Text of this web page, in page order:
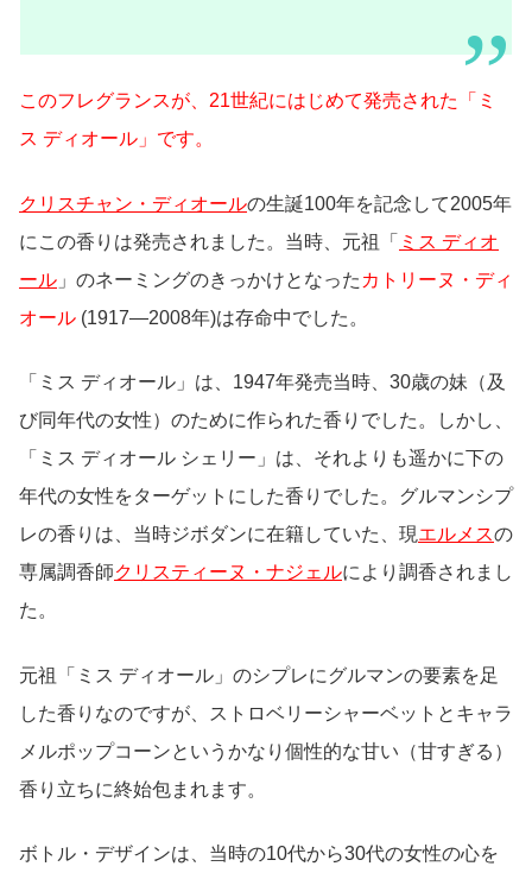
このフレグランスが、21世紀にはじめて発売された「ミ
ス ディオール」です。
クリスチャン・ディオールの生誕100年を記念して2005年
にこの香りは発売されました。当時、元祖「 ミス ディオ
ール 」のネーミングのきっかけとなった カトリーヌ・ディ
オール (1917—2008年)は存命中でした。
「ミス ディオール」は、1947年発売当時、30歳の妹（及
び同年代の女性）のために作られた香りでした。しかし、
「ミス ディオール シェリー」は、それよりも遥かに下の
年代の女性をターゲットにした香りでした。グルマンシプ
レの香りは、当時ジボダンに在籍していた、現エルメスの
専属調香師クリスティーヌ・ナジェルにより調香されまし
た。
元祖「ミス ディオール」のシプレにグルマンの要素を足
した香りなのですが、ストロベリーシャーベットとキャラ
メルポップコーンというかなり個性的な甘い（甘すぎる）
香り立ちに終始包まれます。
ボトル・デザインは、当時の10代から30代の女性の心を